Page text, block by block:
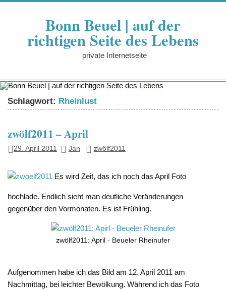
Zum
Bonn Beuel | auf der
richtigen Seite des Lebens
private Internetseite
Schlagwort: Rheinlust
zwölf2011 – April
29. April 2011 Jan zwölf2011
Es wird Zeit, das ich noch das April Foto
hochlade. Endlich sieht man deutliche Veränderungen
gegenüber den Vormonaten. Es ist Frühling.
zwölf2011: April - Beueler Rheinufer
Aufgenommen habe ich das Bild am 12. April 2011 am
Nachmittag, bei leichter Bewölkung. Während ich das Foto